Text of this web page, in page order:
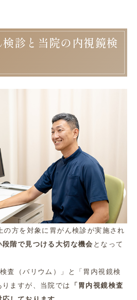
診と当院の内視鏡検
の方を対象に胃がん検診が実施され
段階で見つける大切な機会 となって
査（バリウム）」と「胃内視鏡検
ますが、当院では
「胃内視鏡検査